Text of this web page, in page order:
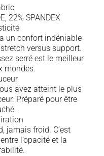
22% SPANDEX
un confort indéniable
versus support.
serré est le meilleur
mondes.
avez atteint le plus
Préparé pour être
jamais froid. C’est
l’opacité et la